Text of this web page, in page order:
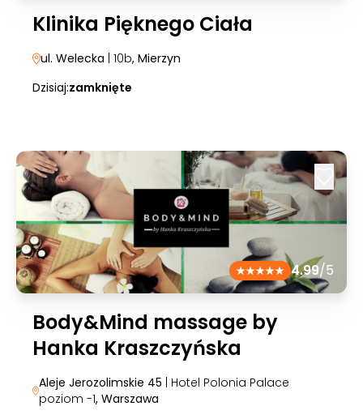
Klinika Pięknego Ciała
ul. Welecka | 10b, Mierzyn
Dzisiaj:zamknięte
4.99/5
Body&Mind massage by
Hanka Kraszczyńska
Aleje Jerozolimskie 45 | Hotel Polonia Palace
poziom -1, Warszawa